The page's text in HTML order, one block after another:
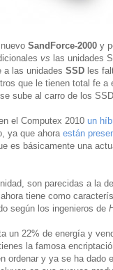
SandForce-2000 y
vs las unidades
a las unidades SSD les
que le tienen total fe
sube al carro de los
el Computex 2010 un
ya que ahora están
es básicamente una
son parecidas a la
tiene como
según los ingenieros de
un 22% de energía y
la famosa
ordenar y ya se ha dado